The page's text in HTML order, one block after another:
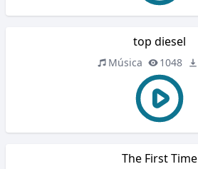
top diesel
Música 1048
The First Time